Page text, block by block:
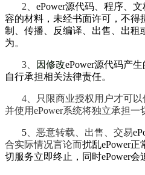
2、 ePower源代码、程序、
容的材料，未经书面许可，不得
制、传播、反编译、出售、出租
为。
3、 因修改ePower源代码产
自行承担相关法律责任。
4、只限商业授权用户才可以
并使用ePower系统将独立承担一
5 、恶意转载、出售、交易
合实际情况言论而扰乱ePower
切服务立即终止，同时ePower会